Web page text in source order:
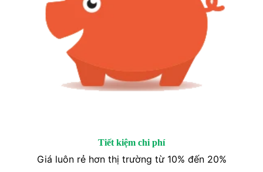
Tiết kiệm chi phí
Giá luôn rẻ hơn thị trường từ 10% đến 20%